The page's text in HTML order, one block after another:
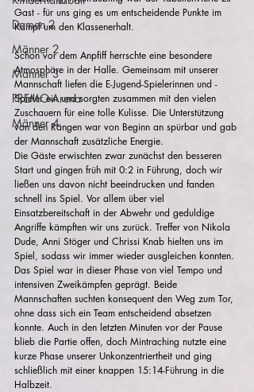
Damen 2
Männer 2
Männer 3
PREMO-Arena
Männer 4
Gast - für uns ging es um entscheidende Punkte im
Kampf um den Klassenerhalt.
Schon vor dem Anpfiff herrschte eine besondere
Atmosphäre in der Halle. Gemeinsam mit unserer
Mannschaft liefen die E-Jugend-Spielerinnen und -
Spieler ein und sorgten zusammen mit den vielen
Zuschauern für eine tolle Kulisse. Die Unterstützung
von den Rängen war von Beginn an spürbar und gab
der Mannschaft zusätzliche Energie.
Die Gäste erwischten zwar zunächst den besseren
Start und gingen früh mit 0:2 in Führung, doch wir
ließen uns davon nicht beeindrucken und fanden
schnell ins Spiel. Vor allem über viel
Einsatzbereitschaft in der Abwehr und geduldige
Angriffe kämpften wir uns zurück. Treffer von Nikola
Dude, Anni Stöger und Chrissi Knab hielten uns im
Spiel, sodass wir immer wieder ausgleichen konnten.
Das Spiel war in dieser Phase von viel Tempo und
intensiven Zweikämpfen geprägt. Beide
Mannschaften suchten konsequent den Weg zum Tor,
ohne dass sich ein Team entscheidend absetzen
konnte. Auch in den letzten Minuten vor der Pause
blieb die Partie offen, doch Mintraching nutzte eine
kurze Phase unserer Unkonzentriertheit und ging
schließlich mit einer knappen 15:14-Führung in die
Halbzeit.